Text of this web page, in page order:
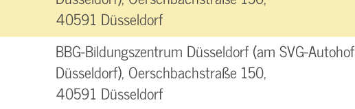
40591 Düsseldorf
BBG-Bildungszentrum Düsseldorf (am SVG-Autohof
Düsseldorf), Oerschbachstraße 150,
40591 Düsseldorf